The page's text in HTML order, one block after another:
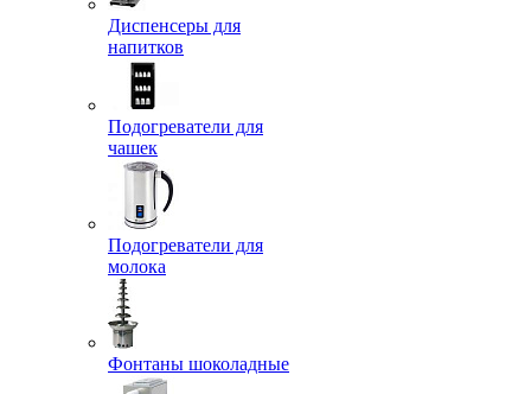
Диспенсеры для
напитков
Подогреватели для
чашек
Подогреватели для
молока
Фонтаны шоколадные